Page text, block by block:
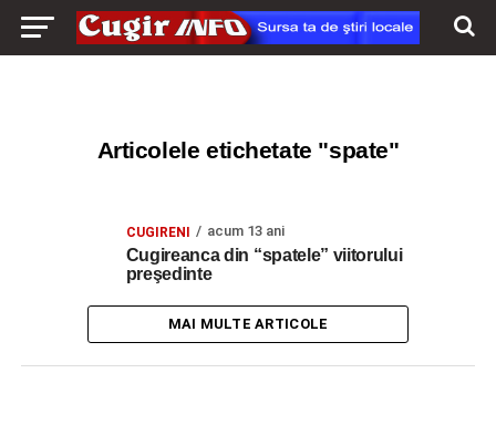
Articolele etichetate "spate"
CUGIRENI acum 13 ani
Cugireanca din “spatele” viitorului
preşedinte
MAI MULTE ARTICOLE